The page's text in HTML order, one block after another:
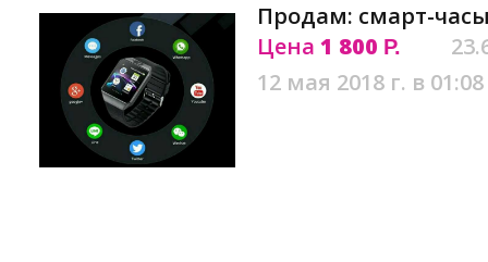
Продам: смарт-
Цена 1 800 Р.
12 мая 2018 г. в 01:08